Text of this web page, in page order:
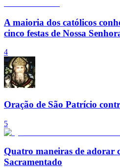
A maioria dos católicos
cinco festas de Nossa
4
Oração de São Patrício
5
Quatro maneiras de adorar
Sacramentado